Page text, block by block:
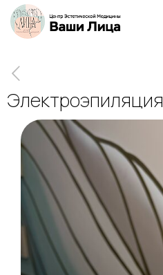
Электроэпиляция